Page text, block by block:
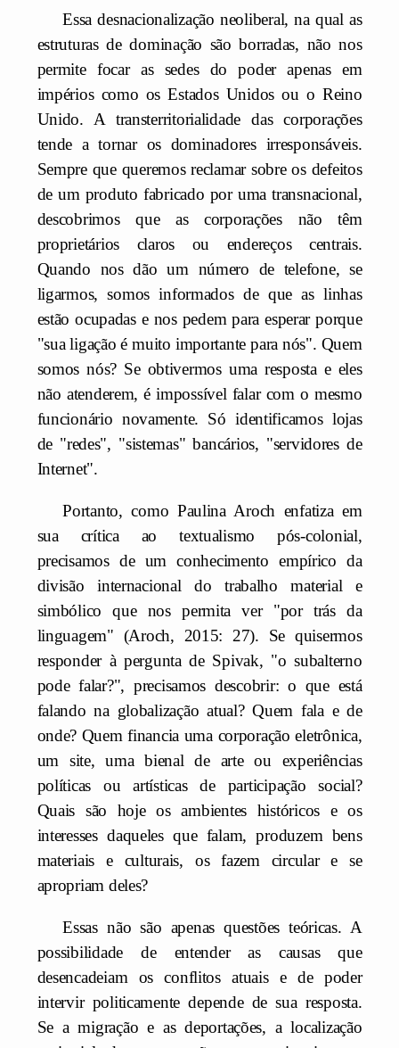
Essa desnacionalização neoliberal, na qual as
estruturas de dominação são borradas, não nos
permite focar as sedes do poder apenas em
impérios como os Estados Unidos ou o Reino
Unido. A transterritorialidade das corporações
tende a tornar os dominadores irresponsáveis.
Sempre que queremos reclamar sobre os defeitos
de um produto fabricado por uma transnacional,
descobrimos que as corporações não têm
proprietários claros ou endereços centrais.
Quando nos dão um número de telefone, se
ligarmos, somos informados de que as linhas
estão ocupadas e nos pedem para esperar porque
"sua ligação é muito importante para nós". Quem
somos nós? Se obtivermos uma resposta e eles
não atenderem, é impossível falar com o mesmo
funcionário novamente. Só identificamos lojas
de "redes", "sistemas" bancários, "servidores de
Internet".
Portanto, como Paulina Aroch enfatiza em
sua crítica ao textualismo pós-colonial,
precisamos de um conhecimento empírico da
divisão internacional do trabalho material e
simbólico que nos permita ver "por trás da
linguagem" (Aroch, 2015: 27). Se quisermos
responder à pergunta de Spivak, "o subalterno
pode falar?", precisamos descobrir: o que está
falando na globalização atual? Quem fala e de
onde? Quem financia uma corporação eletrônica,
um site, uma bienal de arte ou experiências
políticas ou artísticas de participação social?
Quais são hoje os ambientes históricos e os
interesses daqueles que falam, produzem bens
materiais e culturais, os fazem circular e se
apropriam deles?
Essas não são apenas questões teóricas. A
possibilidade de entender as causas que
desencadeiam os conflitos atuais e de poder
intervir politicamente depende de sua resposta.
Se a migração e as deportações, a localização